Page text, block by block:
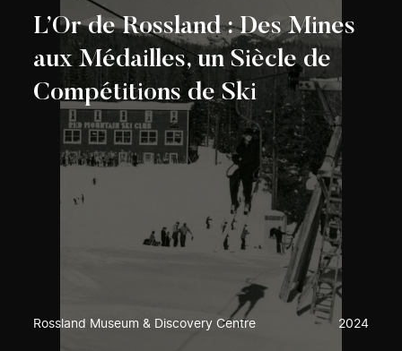
L’Or de Rossland : Des Mines
aux Médailles, un Siècle de
Compétitions de Ski
Rossland Museum & Discovery Centre 2024